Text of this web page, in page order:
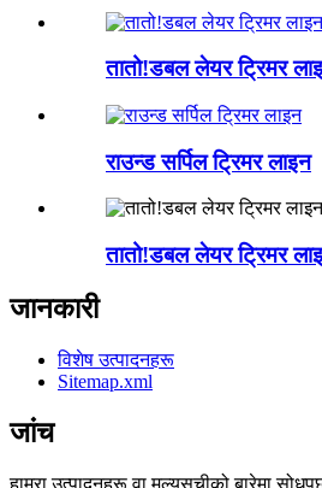
तातो!डबल लेयर ट्रिमर
राउन्ड सर्पिल ट्रिमर लाइन
तातो!डबल लेयर ट्रिमर
जानकारी
विशेष उत्पादनहरू
Sitemap.xml
जांच
हाम्रा उत्पादनहरू वा मूल्यसूचीको बारेमा